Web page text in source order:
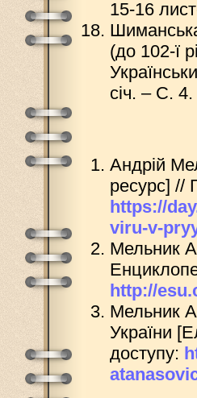
15-16
(до 102-ї
січ. – С. 4.
Андрій
ресурс] //
https://
viru-v-
Мельник
http://
Мельник
України
доступу: